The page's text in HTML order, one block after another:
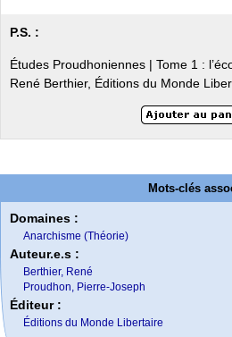
P.S. :
Études Proudhoniennes | Tome 1 :
René Berthier, Éditions du Monde
Mots-clés
Domaines :
Anarchisme (Théorie)
Auteur.e.s :
Berthier, René
Proudhon, Pierre-Joseph
Éditeur :
Éditions du Monde Libertaire